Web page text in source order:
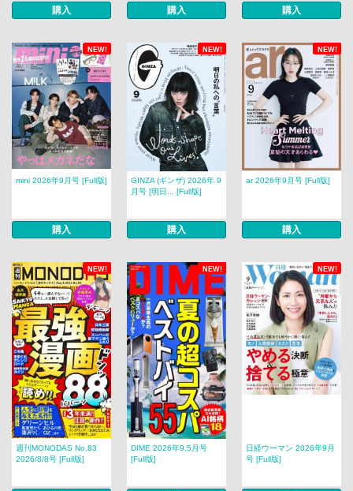
購入 購入 購入
NEW! NEW! NEW!
mini 2026年9月号 [Full版]
購入
GINZA (ギンザ) 2026年 9
月号 [明日... [Full版]
購入
ar 2026年9月号 [Full版]
購入
NEW! NEW! NEW!
週刊MONODAS No.83
2026/8/8号 [Full版]
DIME 2026年9.5月号
[Full版]
日経ウーマン 2026年9月
号 [Full版]